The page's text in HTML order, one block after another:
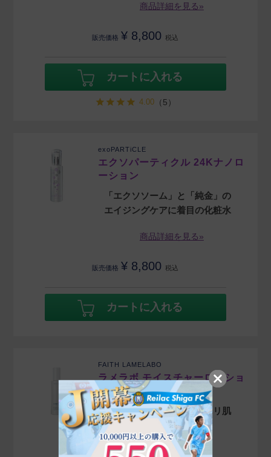
商品詳細を見る»
販売価格 ¥ 8,800 税込
カートに入れる
4.00 （5）
exoPARTiCLE
エクソパーティクル 24Kナノロ
ーション
「エクソソーム」と「純金」の
エイジングケアに着目の化粧水
商品詳細を見る»
販売価格 ¥ 8,800 税込
カートに入れる
FAITH LAMELABO
ラメラボ モイスチャーローショ
ン
お肌にうるおいを与え、ハリ肌
へと導く化粧水
商品詳細を見る»